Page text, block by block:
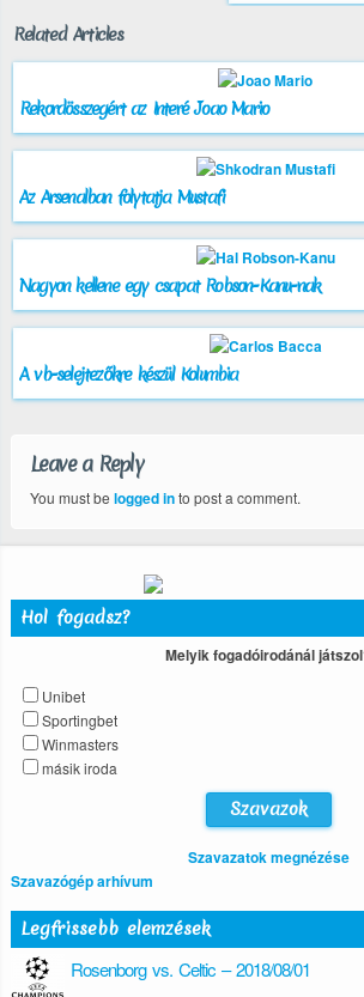
Related Articles
Rekordösszegért az Interé Joao Mario
Az Arsenalban folytatja Mustafi
Nagyon kellene egy csapat Robson-Kanu-nak
A vb-selejtezőkre készül Kolumbia
Leave a Reply
You must be logged into post a comment.
Hol fogadsz?
Melyik fogadóirodánál
Unibet
Sportingbet
Winmasters
másik iroda
Szavazatok megnézése
Szavazógép arhívum
Legfrissebb elemzések
Rosenborg vs. Celtic – 2018/08/01